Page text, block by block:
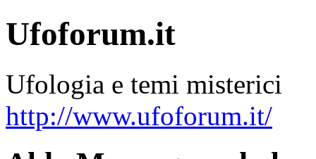
Ufoforum.it
Ufologia e temi misterici
http://www.ufoforum.it/